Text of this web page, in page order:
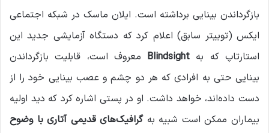
بازگرداندن بینایی برداشته است. ایلان ماسک در شبکه اجتماعی
ایکس (توییتر سابق) اعلام کرد که دستگاه آزمایشی جدید این
استارتاپ که به Blindsight معروف است، قابلیت بازگرداندن
بینایی حتی به افرادی که هر دو چشم و عصب بینایی خود را از
دست داده‌اند، خواهد داشت. او در پستی اشاره کرد که دید اولیه
بیماران ممکن است شبیه بهگرافیک‌های قدیمی آتاری با وضوح